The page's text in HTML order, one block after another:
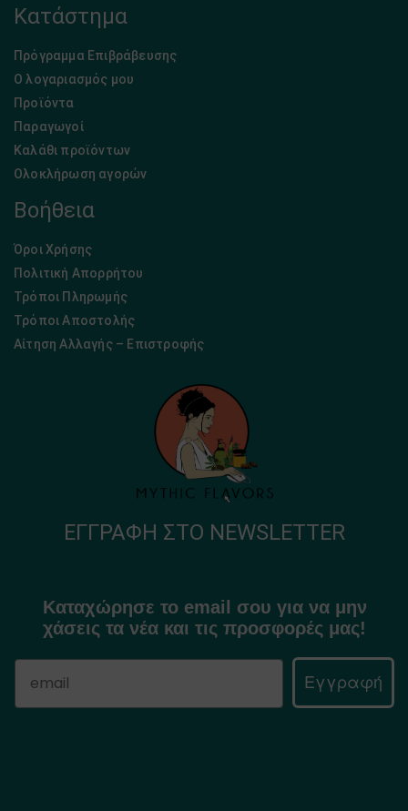
Κατάστημα
Πρόγραμμα Επιβράβευσης
Ο λογαριασμός μου
Προϊόντα
Παραγωγοί
Καλάθι προϊόντων
Ολοκλήρωση αγορών
Βοήθεια
Όροι Χρήσης
Πολιτική Απορρήτου
Τρόποι Πληρωμής
Τρόποι Αποστολής
Αίτηση Αλλαγής – Επιστροφής
ΕΓΓΡΑΦΉ ΣΤΟ NEWSLETTER
Καταχώρησε το email σου για να μην
χάσεις τα νέα και τις προσφορές μας!
Εγγραφή